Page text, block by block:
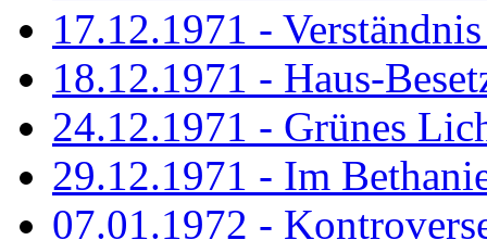
17.12.1971 -
18.12.1971 - Haus-
24.12.1971 - Grünes
29.12.1971 - Im
07.01.1972 -